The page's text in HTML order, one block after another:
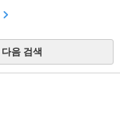
다음 검색